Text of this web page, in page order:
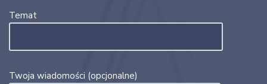
Temat
Twoja wiadomości (opcjonalne)